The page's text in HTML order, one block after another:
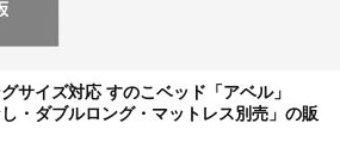
サイズ対応 すのこベッド「アベル」
・ダブルロング・マットレス別売」の販